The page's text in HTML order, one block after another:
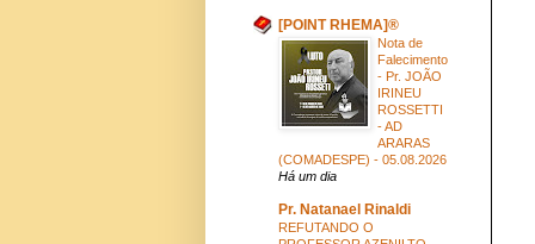
[POINT RHEMA]®
Nota de
Falecimento
- Pr. JOÃO
IRINEU
ROSSETTI
- AD
ARARAS
(COMADESPE) - 05.08.2026
Há um dia
Pr. Natanael Rinaldi
REFUTANDO O